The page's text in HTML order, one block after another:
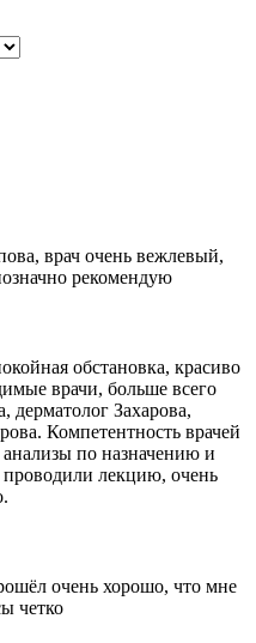
врач очень вежлевый,
рекомендую
обстановка, красиво
врачи, больше всего
дерматолог Захарова,
Компетентность врачей
по назначению и
лекцию, очень
очень хорошо, что мне
четко